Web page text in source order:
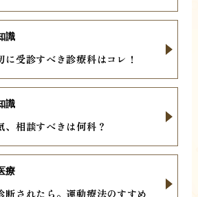
受診すべき診療科はコレ！
識
、相談すべきは何科？
識
断されたら。運動療法のすすめ
療